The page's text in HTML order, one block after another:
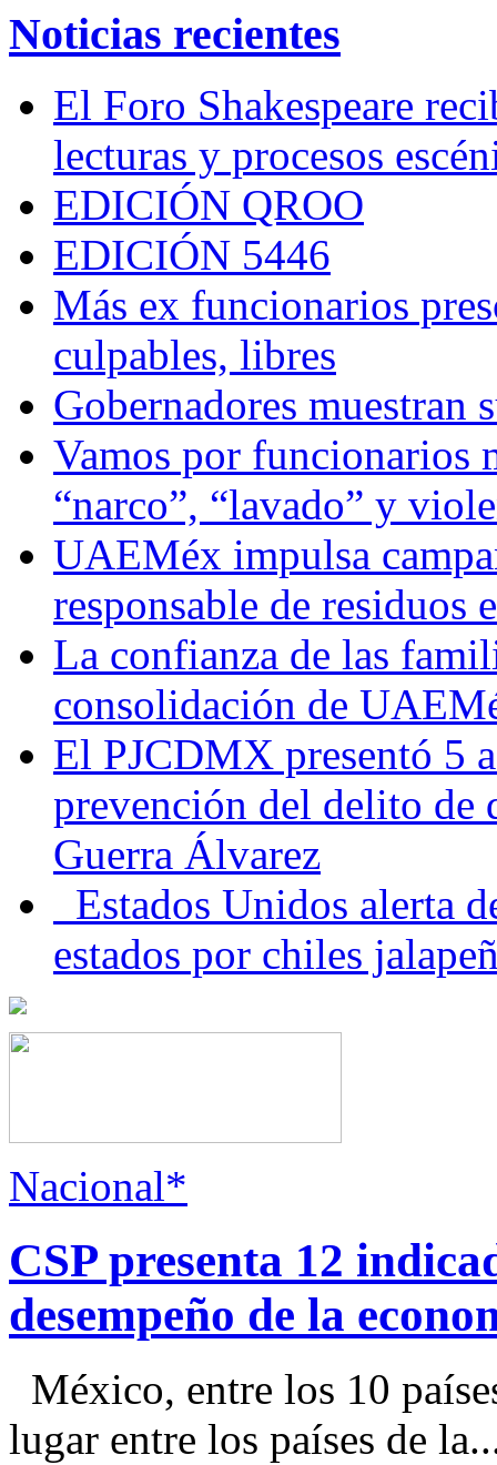
Noticias recientes
El Foro Shakespeare
lecturas y procesos
EDICIÓN QROO
EDICIÓN 5446
Más ex funcionarios
culpables, libres
Gobernadores muestran
Vamos por funcionarios
“narco”, “lavado” y
UAEMéx impulsa
responsable de residuos
La confianza de las
consolidación de
El PJCDMX presentó 5
prevención del delito de
Guerra Álvarez
Estados Unidos alerta
estados por chiles
Nacional*
CSP presenta 12
desempeño de la
México, entre los 10
lugar entre los países de